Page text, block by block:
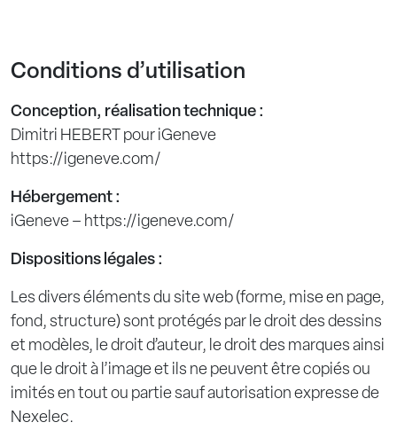
Conditions d’utilisation
Conception, réalisation technique :
Dimitri HEBERT pour iGeneve
https://igeneve.com/
Hébergement :
iGeneve – https://igeneve.com/
Dispositions légales :
Les divers éléments du site web (forme, mise en page,
fond, structure) sont protégés par le droit des dessins
et modèles, le droit d’auteur, le droit des marques ainsi
que le droit à l’image et ils ne peuvent être copiés ou
imités en tout ou partie sauf autorisation expresse de
Nexelec.